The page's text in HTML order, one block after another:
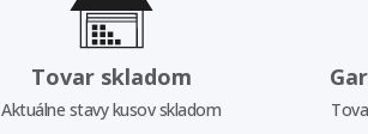
Tovar skladom
Aktuálne stavy kusov skladom